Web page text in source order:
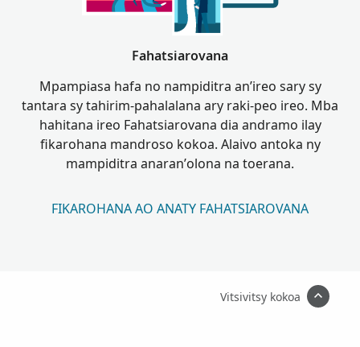
Fahatsiarovana
Mpampiasa hafa no nampiditra an’ireo sary sy
tantara sy tahirim-pahalalana ary raki-peo ireo. Mba
hahitana ireo Fahatsiarovana dia andramo ilay
fikarohana mandroso kokoa. Alaivo antoka ny
mampiditra anaran’olona na toerana.
FIKAROHANA AO ANATY FAHATSIAROVANA
Vitsivitsy kokoa